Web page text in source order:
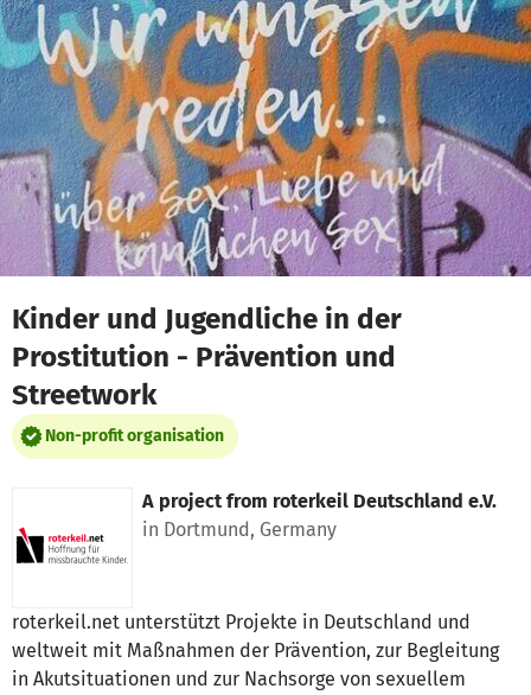
Skip to main content
Show accessibility statement
Kinder und Jugendliche in der
Prostitution - Prävention und
Streetwork
Non-profit organisation
A project from roterkeil Deutschland e.V.
in Dortmund, Germany
roterkeil.net unterstützt Projekte in Deutschland und
weltweit mit Maßnahmen der Prävention, zur Begleitung
in Akutsituationen und zur Nachsorge von sexuellem